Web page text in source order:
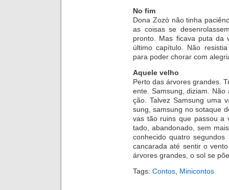
No fim
Dona Zozó não ti­nha
as coi­sas se
pronto. Mas fi­cava puta da
último ca­pí­tulo. Não
para po­der cho­rar com
Aquele ve­lho
Perto das árvo­res gran­des.
ente. Sam­sung, di­ziam.
ção. Tal­vez Sam­sung uma
sung, sam­sung no so­ta­que
vas tão ruins que pas­sou a
tado, aban­do­nado, sem
co­nhe­cido qua­tro
can­ca­rada até sen­tir o
árvo­res gran­des, o sol se
Tags: Contos Minicontos